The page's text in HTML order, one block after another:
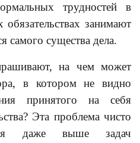
трудностей в
занимают
самого существа дела.
на чем может
в котором не видно
принятого на себя
Эта проблема чисто
даже выше задач